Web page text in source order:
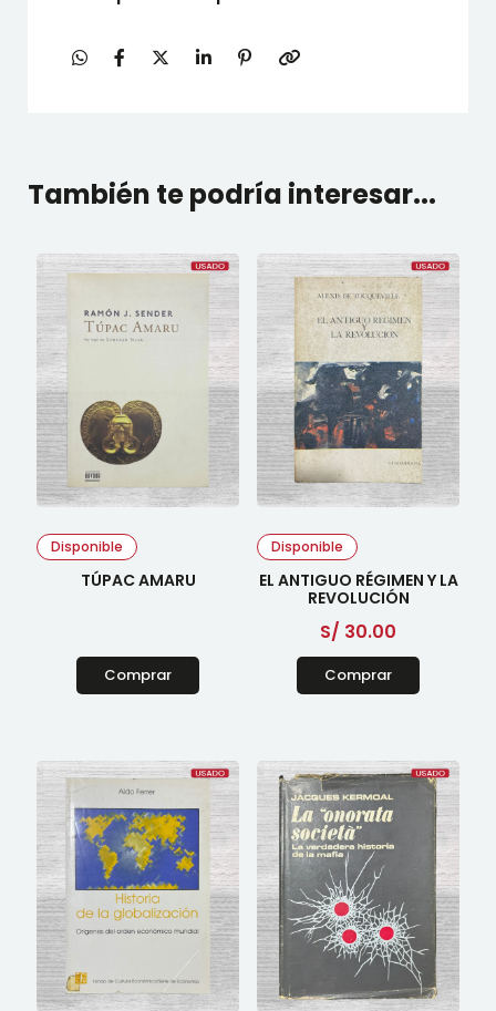
También te podría interesar...
Disponible
TÚPAC AMARU
Comprar
Disponible
EL ANTIGUO RÉGIMEN Y LA
REVOLUCIÓN
S/ 30.00
Comprar